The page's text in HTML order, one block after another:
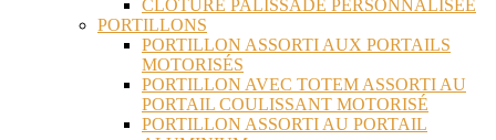
CLÔTURE PALISSADE PERSONNALISÉE
PORTILLONS
PORTILLON ASSORTI AUX PORTAILS
MOTORISÉS
PORTILLON AVEC TOTEM ASSORTI AU
PORTAIL COULISSANT MOTORISÉ
PORTILLON ASSORTI AU PORTAIL